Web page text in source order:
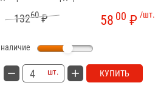
13260₽ /шт.
58 00 ₽
наличие
шт. КУПИТЬ